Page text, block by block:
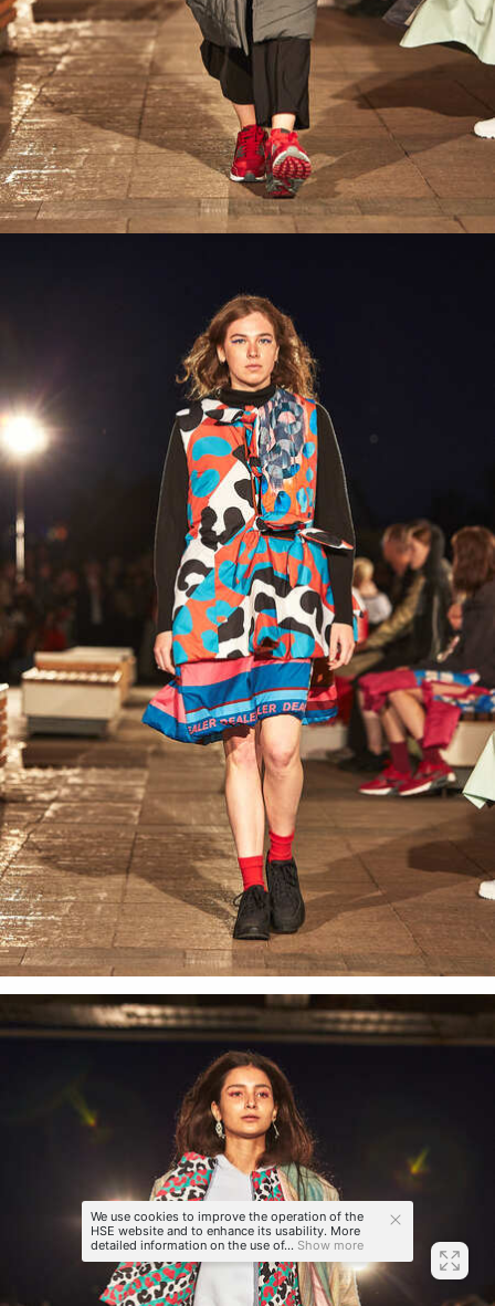
We use cookies to improve the operation of the
HSE website and to enhance its usability. More
detailed information on the use of... Show more